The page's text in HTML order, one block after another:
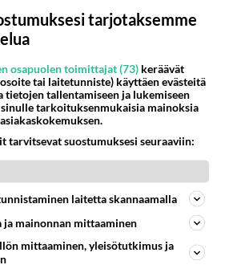
tarjotaksemme
osapuolen toimittajat (73) keräävät
tai laitetunniste) käyttäen evästeitä
tietojen tallentamiseen ja lukemiseen
tarkoituksenmukaisia mainoksia
tarvitsevat suostumuksesi seuraaviin:
laitetta skannaamalla
mainonnan mittaaminen
mittaaminen, yleisötutkimus ja